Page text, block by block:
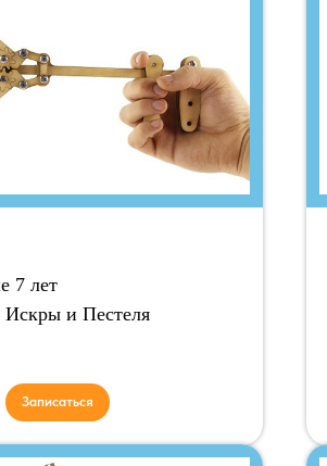
7 лет
Искры и Пестеля
Записаться